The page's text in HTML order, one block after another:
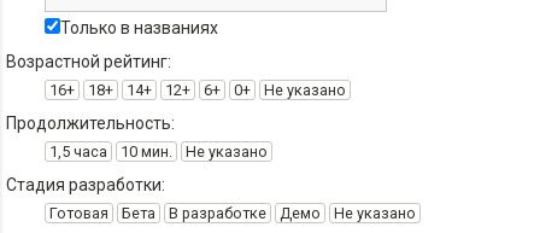
Только в названиях
Возрастной рейтинг:
16+ 18+ 14+ 12+ 6+ 0+ Не указано
Продолжительность:
1,5 часа 10 мин. Не указано
Стадия разработки:
Готовая Бета В разработке Демо Не указано